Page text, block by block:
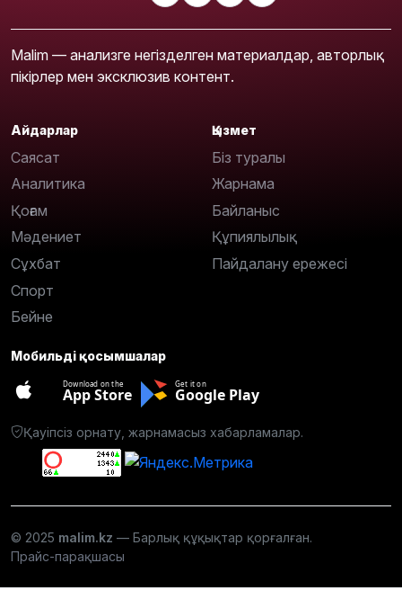
Malim — анализге негізделген материалдар, авторлық
пікірлер мен эксклюзив контент.
Айдарлар
Саясат
Аналитика
Қоғам
Мәдениет
Сұхбат
Спорт
Бейне
Қызмет
Біз туралы
Жарнама
Байланыс
Құпиялылық
Пайдалану ережесі
Мобильді қосымшалар
Download on the
App Store
Get it on
Google Play
Қауіпсіз орнату, жарнамасыз хабарламалар.
© 2025 malim.kz — Барлық құқықтар қорғалған.
Прайс-парақшасы